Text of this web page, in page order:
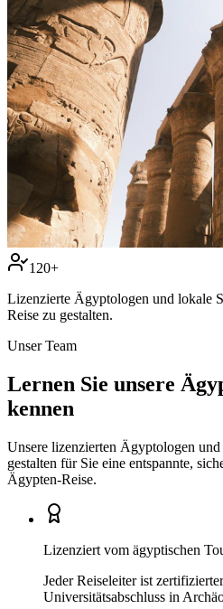
120+
Lizenzierte Ägyptologen und lokale
Reise zu gestalten.
Unser Team
Lernen Sie unsere
kennen
Unsere lizenzierten Ägyptologen und
gestalten für Sie eine entspannte,
Ägypten-Reise.
Lizenziert vom ägyptischen
Jeder Reiseleiter ist
Universitätsabschluss in